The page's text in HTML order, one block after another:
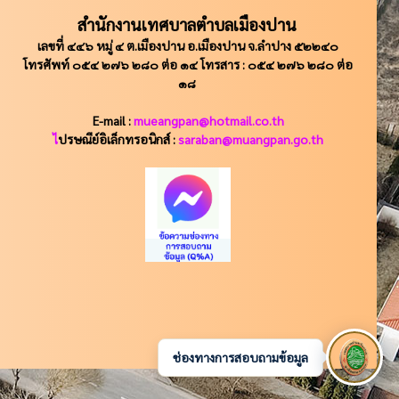
สำนักงานเทศบาลตำบลเมืองปาน
เลขที่ ๔๔๖ หมู่ ๔ ต.เมืองปาน อ.เมืองปาน จ.ลำปาง ๕๒๒๔๐
โทรศัพท์ ๐๕๔ ๒๗๖ ๒๘๐ ต่อ ๑๔ โทรสาร : ๐๕๔ ๒๗๖ ๒๘๐ ต่อ
๑๘
E-mail :mueangpan@hotmail.co.th
ไปรษณีย์อิเล็กทรอนิกส์ :saraban@muangpan.go.th
ช่องทางการสอบถามข้อมูล